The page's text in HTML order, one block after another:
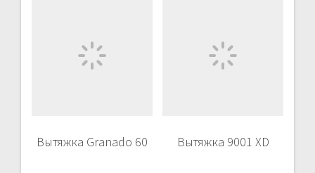
Вытяжка Granado 60 Вытяжка 9001 XD